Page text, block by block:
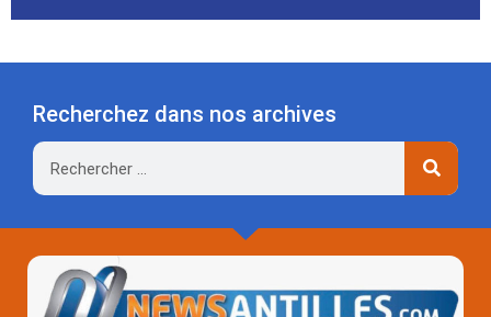
Recherchez dans nos archives
Rechercher